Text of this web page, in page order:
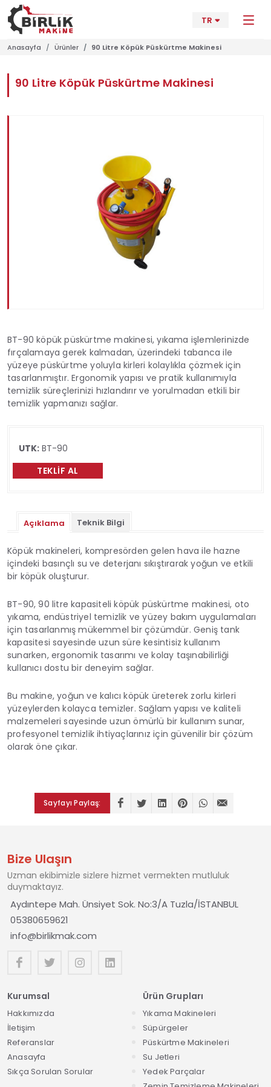
TR
Anasayfa Ürünler 90 Litre Köpük Püskürtme Makinesi
90 Litre Köpük Püskürtme Makinesi
BT-90 köpük püskürtme makinesi, yıkama işlemlerinizde
fırçalamaya gerek kalmadan, üzerindeki tabanca ile
yüzeye püskürtme yoluyla kirleri kolaylıkla çözmek için
tasarlanmıştır. Ergonomik yapısı ve pratik kullanımıyla
temizlik süreçlerinizi hızlandırır ve yorulmadan etkili bir
temizlik yapmanızı sağlar.
UTK: BT-90
TEKLIF AL
Açıklama Teknik Bilgi
Köpük makineleri, kompresörden gelen hava ile hazne
içindeki basınçlı su ve deterjanı sıkıştırarak yoğun ve etkili
bir köpük oluşturur.
BT-90, 90 litre kapasiteli köpük püskürtme makinesi, oto
yıkama, endüstriyel temizlik ve yüzey bakım uygulamaları
için tasarlanmış mükemmel bir çözümdür. Geniş tank
kapasitesi sayesinde uzun süre kesintisiz kullanım
sunarken, ergonomik tasarımı ve kolay taşınabilirliği
kullanıcı dostu bir deneyim sağlar.
Bu makine, yoğun ve kalıcı köpük üreterek zorlu kirleri
yüzeylerden kolayca temizler. Sağlam yapısı ve kaliteli
malzemeleri sayesinde uzun ömürlü bir kullanım sunar,
profesyonel temizlik ihtiyaçlarınız için güvenilir bir çözüm
olarak öne çıkar.
Sayfayı Paylaş:
Bize Ulaşın
Uzman ekibimizle sizlere hizmet vermekten mutluluk
duymaktayız.
Aydıntepe Mah. Ünsiyet Sok. No:3/A Tuzla/İSTANBUL
05380659621
info@birlikmak.com
Kurumsal
Hakkımızda
İletişim
Referanslar
Anasayfa
Sıkça Sorulan Sorular
Ürün Grupları
Yıkama Makineleri
Süpürgeler
Püskürtme Makineleri
Su Jetleri
Yedek Parçalar